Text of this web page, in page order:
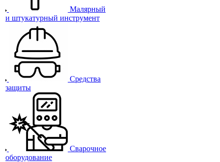
Малярный
и штукатурный инструмент
Средства
защиты
Сварочное
оборудование